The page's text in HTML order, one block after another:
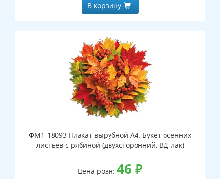
В корзину
ФМ1-18093 Плакат вырубной А4. Букет осенних
листьев с рябиной (двухсторонний, ВД-лак)
Цена розн: 46 ₽